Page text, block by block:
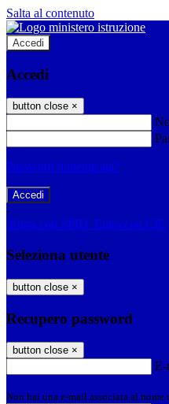
Salta al contenuto
Accedi
Accedi
button close ×
Password dimenticata?
-
Entra con SPID Entra con CIE
Seleziona utente
button close ×
Recupero password
button close ×
E-
Non hai una e-mail associata al